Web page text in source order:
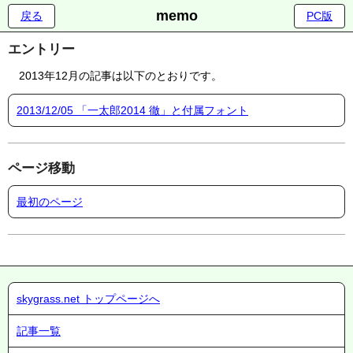
memo
戻る PC版
エントリー
2013年12月の記事は以下のとおりです。
2013/12/05 「一太郎2014 徹」と付属フォント
ページ移動
最初のページ
skygrass.net トップページへ
記事一覧